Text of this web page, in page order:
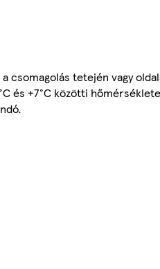
csomagolás tetején vagy
és +7°C közötti